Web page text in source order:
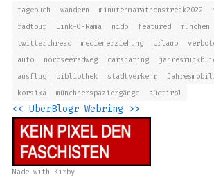
tagebuch wandern minutenmarathonstreak2022
radtour
Link-O-Rama nido featured münchen
twitterthread
medienerziehung Urlaub
auto
nordseeradweg carsharing
ausflug
bibliothek stadtverkehr
korsika
münchnerspaziergänge südtirol
<< UberBlogr Webring >>
Made with Kirby